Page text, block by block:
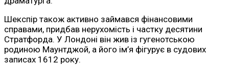
Шекспір також активно займався фінансовими
справами, придбав нерухомість і частку десятини
Стратфорда. У Лондоні він жив із гугенотською
родиною Маунтджой, а його ім’я фігурує в судових
записах 1612 року.